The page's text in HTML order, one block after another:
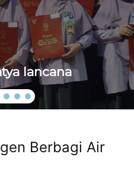
lancana
Berbagi Air